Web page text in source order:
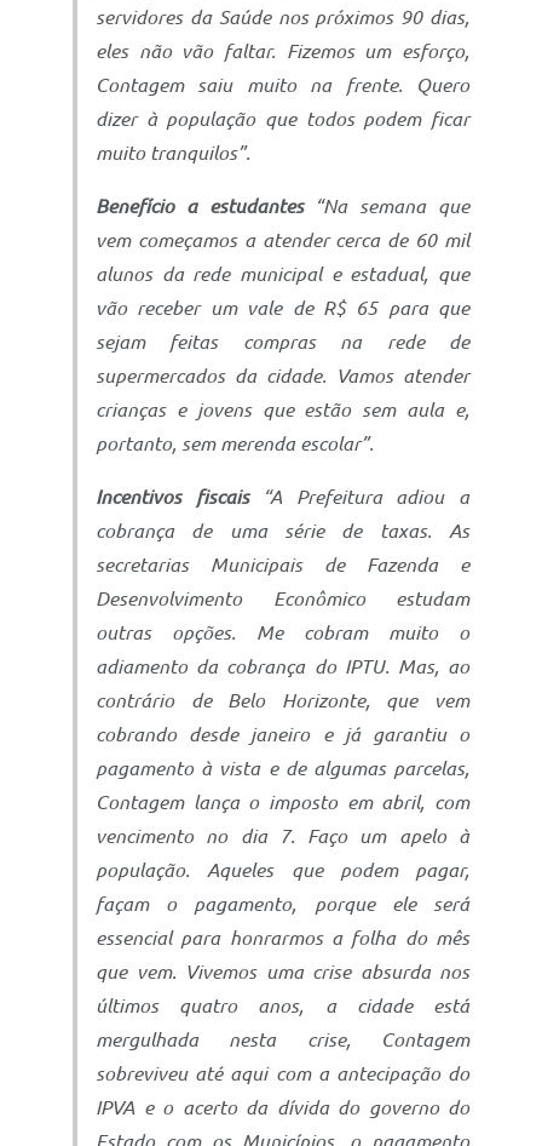
servidores da Saúde nos próximos 90 dias,
eles não vão faltar. Fizemos um esforço,
Contagem saiu muito na frente. Quero
dizer à população que todos podem ficar
muito tranquilos”.
Benefício a estudantes“Na semana que
vem começamos a atender cerca de 60 mil
alunos da rede municipal e estadual, que
vão receber um vale de R$ 65 para que
sejam feitas compras na rede de
supermercados da cidade. Vamos atender
crianças e jovens que estão sem aula e,
portanto, sem merenda escolar”.
Incentivos fiscais“A Prefeitura adiou a
cobrança de uma série de taxas. As
secretarias Municipais de Fazenda e
Desenvolvimento Econômico estudam
outras opções. Me cobram muito o
adiamento da cobrança do IPTU. Mas, ao
contrário de Belo Horizonte, que vem
cobrando desde janeiro e já garantiu o
pagamento à vista e de algumas parcelas,
Contagem lança o imposto em abril, com
vencimento no dia 7. Faço um apelo à
população. Aqueles que podem pagar,
façam o pagamento, porque ele será
essencial para honrarmos a folha do mês
que vem. Vivemos uma crise absurda nos
últimos quatro anos, a cidade está
mergulhada nesta crise, Contagem
sobreviveu até aqui com a antecipação do
IPVA e o acerto da dívida do governo do
Estado com os Municípios, o pagamento